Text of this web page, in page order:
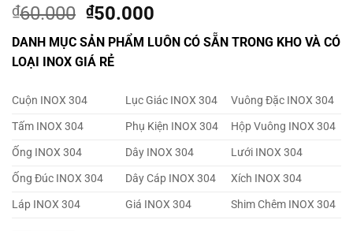
₫60.000 Original
price
was:
₫60.000.
₫50.000
price
is:
DANH MỤC SẢN PHẨM LUÔN CÓ SẴN TRONG KHO VÀ CÓ
LOẠI INOX GIÁ RẺ
Cuộn INOX 304 Lục Giác INOX 304
Vuông Đặc INOX 304
Tấm INOX 304
Phụ Kiện INOX 304
Hộp Vuông INOX 304
Ống INOX 304
Dây INOX 304
Lưới INOX 304
Ống Đúc INOX 304
Dây Cáp INOX 304
Xích INOX 304
Láp INOX 304
Giá INOX 304 Shim Chêm INOX 304